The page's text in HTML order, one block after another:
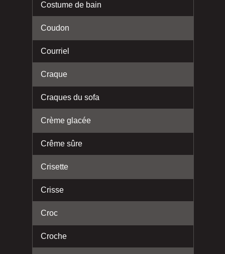
Costume de bain
Coudon
Courriel
Craque
Craques du sofa
Crème glacée
Crême sûre
Crisette
Crisse
Croc
Croche